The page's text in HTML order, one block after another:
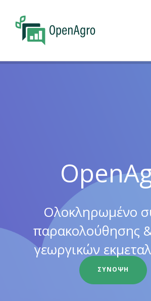
content
Ολοκληρωμένο
παρακολούθησης
γεωργικών
ΣΥΝΟΨΗ